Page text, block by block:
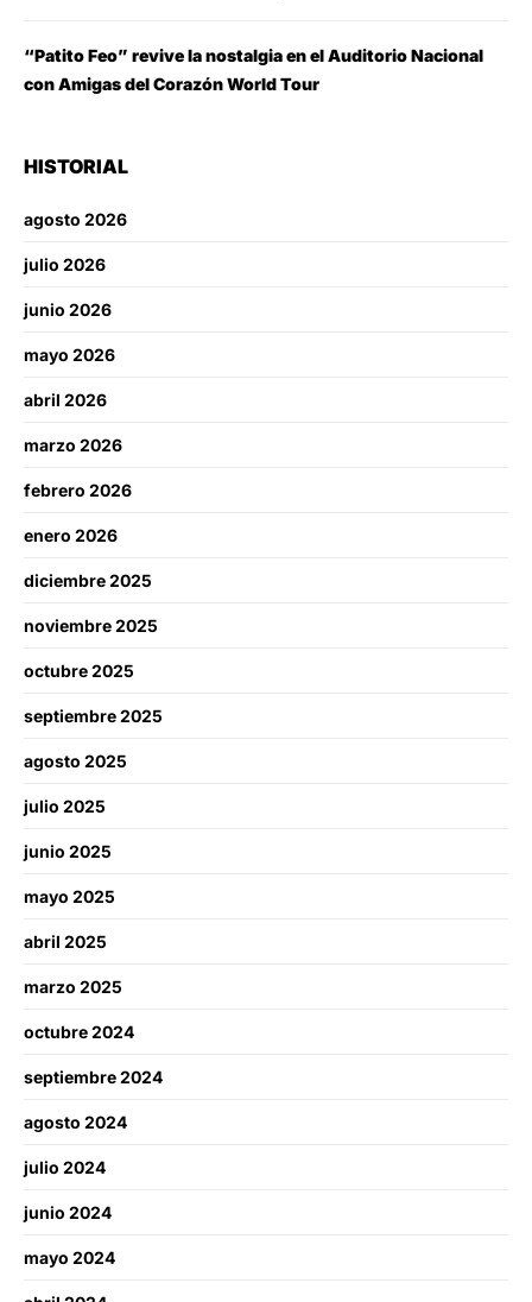
“Patito Feo” revive la nostalgia en el Auditorio Nacional
con Amigas del Corazón World Tour
HISTORIAL
agosto 2026
julio 2026
junio 2026
mayo 2026
abril 2026
marzo 2026
febrero 2026
enero 2026
diciembre 2025
noviembre 2025
octubre 2025
septiembre 2025
agosto 2025
julio 2025
junio 2025
mayo 2025
abril 2025
marzo 2025
octubre 2024
septiembre 2024
agosto 2024
julio 2024
junio 2024
mayo 2024